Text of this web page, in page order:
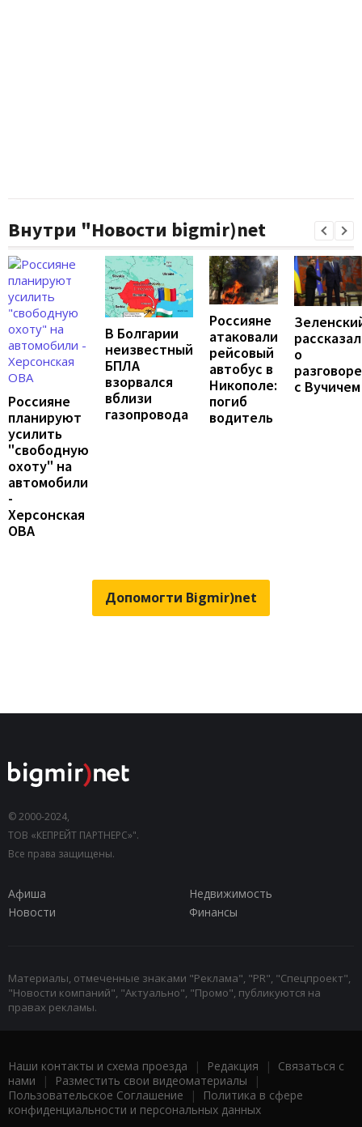
Внутри "Новости bigmir)net
Россияне
планируют
усилить
"свободную
охоту" на
автомобили
-
Херсонская
ОВА
В Болгарии
неизвестный
БПЛА
взорвался
вблизи
газопровода
Россияне
атаковали
рейсовый
автобус в
Никополе:
погиб
водитель
рассказал
о
разговоре
с Вучичем
Допомогти Bigmir)net
© 2000-2024,
ТОВ «КЕПРЕЙТ ПАРТНЕРС»".
Все права защищены.
Афиша
Недвижимость
Новости
Финансы
Материалы, отмеченные знаками "Реклама", "PR", "Спецпроект",
"Новости компаний", "Актуально", "Промо", публикуются на
правах рекламы.
Наши контакты и схема проезда | Редакция | Связаться с
нами | Разместить свои видеоматериалы |
Пользовательское Соглашение |
Политика в сфере
конфиденциальности и персональных данных